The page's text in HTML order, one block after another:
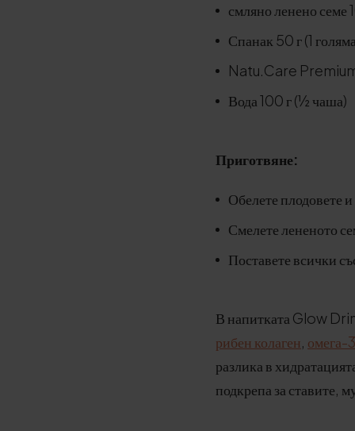
смляно ленено семе
Спанак 50 г (1
Natu.Care
Вода 100 г (½ чаша)
Приготвяне:
Обелете плодовете
Смелете лененото
Поставете всички
В напитката Glow
рибен колаген, омега-
разлика в
подкрепа за ставите,